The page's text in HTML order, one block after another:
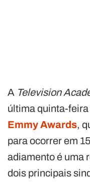
A Television
última quinta-feira
Emmy Awards,
para ocorrer em
adiamento é uma
dois principais